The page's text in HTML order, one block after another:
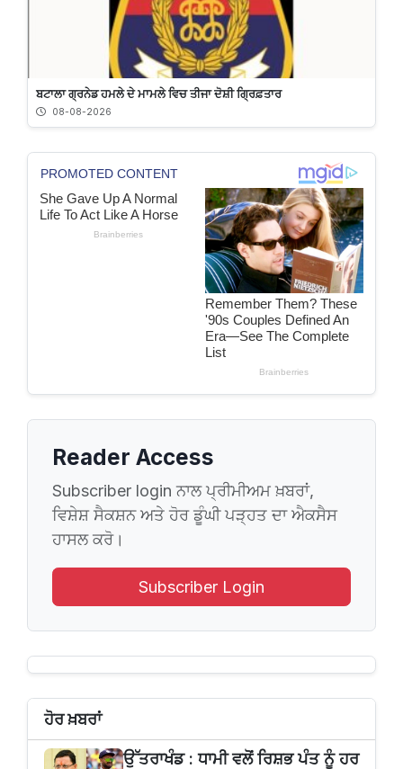
ਬਟਾਲਾ ਗ੍ਰਨੇਡ ਹਮਲੇ ਦੇ ਮਾਮਲੇ ਵਿਚ ਤੀਜਾ ਦੋਸ਼ੀ ਗ੍ਰਿਫ਼ਤਾਰ
08-08-2026
Reader Access
Subscriber login ਨਾਲ ਪ੍ਰੀਮੀਅਮ ਖ਼ਬਰਾਂ,
ਵਿਸ਼ੇਸ਼ ਸੈਕਸ਼ਨ ਅਤੇ ਹੋਰ ਡੂੰਘੀ ਪੜ੍ਹਤ ਦਾ ਐਕਸੈਸ
ਹਾਸਲ ਕਰੋ।
Subscriber Login
ਹੋਰ ਖ਼ਬਰਾਂ
ਉੱਤਰਾਖੰਡ : ਧਾਮੀ ਵਲੋਂ ਰਿਸ਼ਭ ਪੰਤ ਨੂੰ ਹਰ